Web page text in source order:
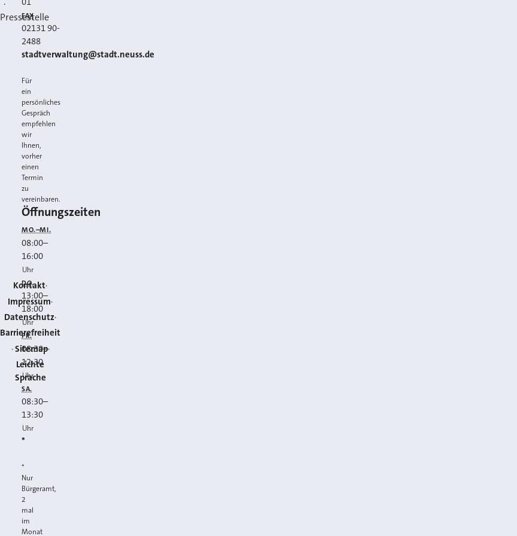
·
Pressestelle
Kontakt
Impressum
Datenschutz
Barrierefreiheit
Sitemap
Leichte
Sprache
FAX
02131 90-
2488
E-MAIL
stadtverwaltung@stadt.neuss.de
Für
ein
persönliches
Gespräch
empfehlen
wir
Ihnen,
vorher
einen
Termin
zu
vereinbaren.
Öffnungszeiten
MO.–MI.
08:00–
16:00
Uhr
DO.
13:00–
18:00
Uhr
FR.
08:30–
12:30
Uhr
SA.
08:30–
13:30
Uhr
*
*
Nur
Bürgeramt,
2
mal
im
Monat